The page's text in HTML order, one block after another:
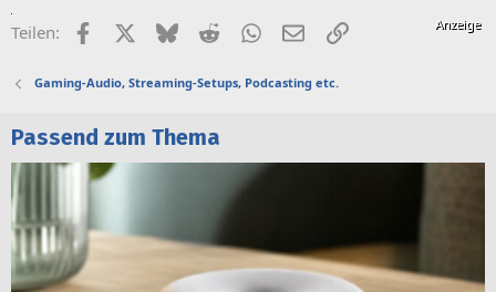
Teilen: FacebookX (Twitter)
BlueskyRedditWhatsApp
E-MailLink
Gaming-Audio, Streaming-Setups, Podcasting etc.
Passend zum Thema